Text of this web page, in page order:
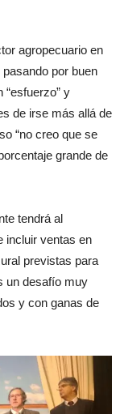
agropecuario en
por buen
“esfuerzo” y
de irse más allá de
“no creo que se
grande de
tendrá al
incluir ventas en
previstas para
un desafío muy
y con ganas de